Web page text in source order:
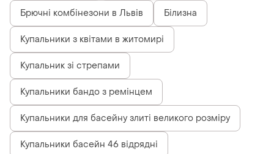
Брючні комбінезони в Львів Білизна
Купальники з квітами в житомирі
Купальник зі стрепами
Купальники бандо з ремінцем
Купальники для басейну злиті великого розміру
Купальники басейн 46 відрядні